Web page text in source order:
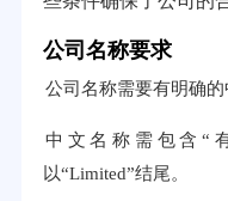
公司名称要求
公司名称需要有明确的
中文名称需包含“
以“Limited”结尾。